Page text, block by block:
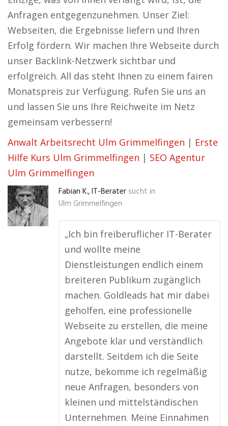
Anfragen entgegenzunehmen. Unser Ziel:
Webseiten, die Ergebnisse liefern und Ihren
Erfolg fördern. Wir machen Ihre Webseite durch
unser Backlink-Netzwerk sichtbar und
erfolgreich. All das steht Ihnen zu einem fairen
Monatspreis zur Verfügung. Rufen Sie uns an
und lassen Sie uns Ihre Reichweite im Netz
gemeinsam verbessern!
Anwalt Arbeitsrecht Ulm Grimmelfingen | Erste
Hilfe Kurs Ulm Grimmelfingen | SEO Agentur
Ulm Grimmelfingen
Fabian K., IT-Berater sucht in
Ulm Grimmelfingen
„Ich bin freiberuflicher IT-Berater
und wollte meine
Dienstleistungen endlich einem
breiteren Publikum zugänglich
machen. Goldleads hat mir dabei
geholfen, eine professionelle
Webseite zu erstellen, die meine
Angebote klar und verständlich
darstellt. Seitdem ich die Seite
nutze, bekomme ich regelmäßig
neue Anfragen, besonders von
kleinen und mittelständischen
Unternehmen. Meine Einnahmen